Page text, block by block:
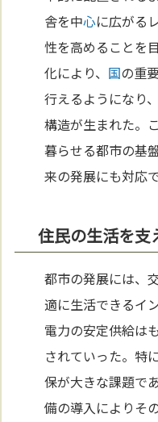
舎を中心に広がる
性を高めることを
化により、 国の重
行えるようになり
構造が生まれた。
暮らせる都市の基
来の発展にも対応
住民の生活を支
都市の発展には、
適に生活できるイ
電力の安定供給は
されていった。特
保が大きな課題で
備の導入によりそ